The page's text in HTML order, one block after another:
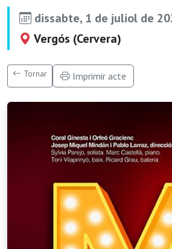
dissabte, 1 de juliol de
Vergós (Cervera)
Tornar Imprimir acte